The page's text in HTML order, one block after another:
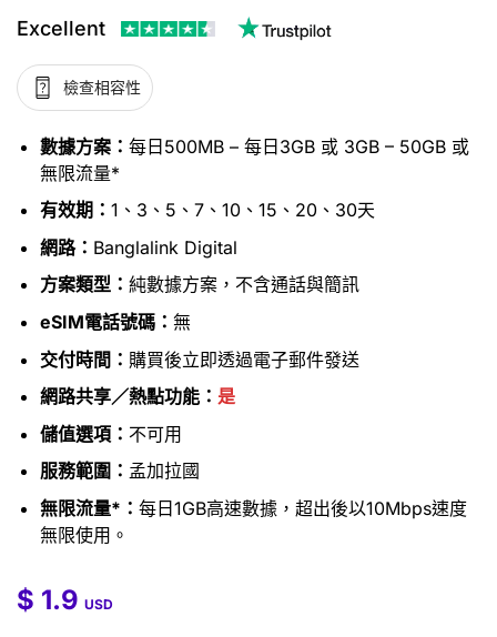
Excellent
檢查相容性
數據方案： 每日500MB – 每日3GB 或 3GB – 50GB 或
無限流量*
有效期： 1、3、5、7、10、15、20、30天
網路： Banglalink Digital
方案類型： 純數據方案，不含通話與簡訊
eSIM電話號碼： 無
交付時間： 購買後立即透過電子郵件發送
網路共享／熱點功能： 是
儲值選項： 不可用
服務範圍： 孟加拉國
無限流量*： 每日1GB高速數據，超出後以10Mbps速度
無限使用。
$ 1.9 –$
$ 1.9 USD